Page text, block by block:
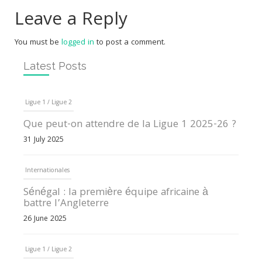
Leave a Reply
You must be logged in to post a comment.
Latest Posts
Ligue 1 / Ligue 2
Que peut-on attendre de la Ligue 1 2025-26 ?
31 July 2025
Internationales
Sénégal : la première équipe africaine à
battre l’Angleterre
26 June 2025
Ligue 1 / Ligue 2